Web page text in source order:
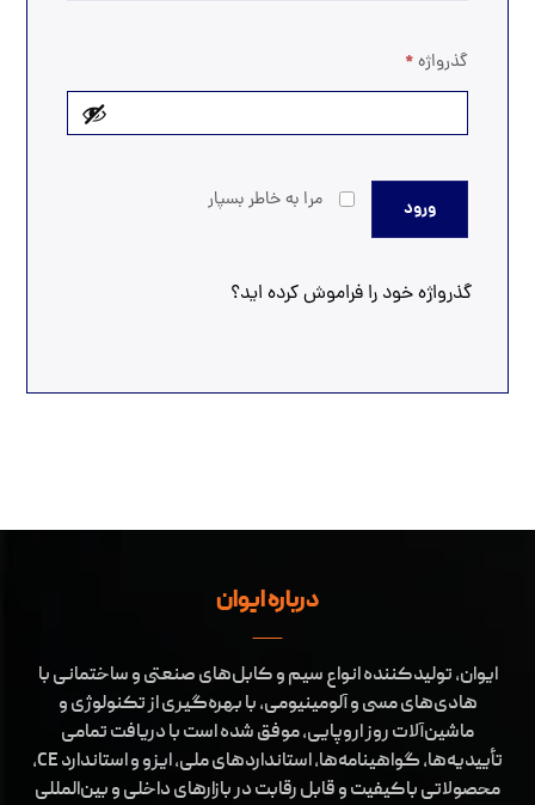
گذرواژه*
مرا به خاطر بسپار ورود
گذرواژه خود را فراموش کرده اید؟
درباره ایوان
ایوان، تولیدکننده انواع سیم و کابل‌های صنعتی و ساختمانی با
هادی‌های مسی و آلومینیومی، با بهره‌گیری از تکنولوژی و
ماشین‌آلات روز اروپایی، موفق شده است با دریافت تمامی
تأییدیه‌ها، گواهینامه‌ها، استانداردهای ملی، ایزو و استاندارد CE،
محصولاتی باکیفیت و قابل رقابت در بازارهای داخلی و بین‌المللی